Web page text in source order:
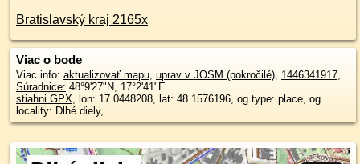
Bratislavský kraj 2165x
Viac o bode
Viac info: aktualizovať mapu, uprav v JOSM (pokročilé), 1446341917,
Súradnice: 48°9'27"N, 17°2'41"E
stiahni GPX, lon: 17.0448208, lat: 48.1576196, og type: place, og
locality: Dlhé diely,